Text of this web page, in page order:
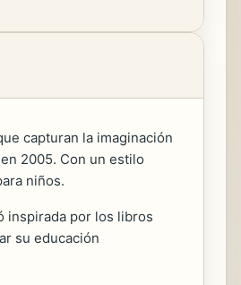
capturan la imaginación
2005. Con un estilo
niños.
inspirada por los libros
su educación